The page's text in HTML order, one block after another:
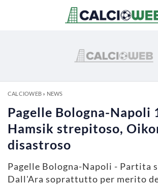
CALCIOWEB» NEWS
Pagelle Bologna-Napoli
Hamsik strepitoso,
disastroso
Pagelle Bologna-Napoli - Partita
Dall'Ara soprattutto per merito